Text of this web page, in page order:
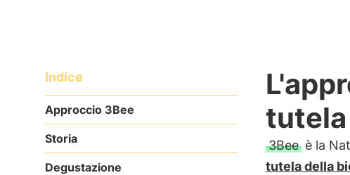
Indice
Approccio 3Bee
Storia
Degustazione
3Beeè la
tutela della